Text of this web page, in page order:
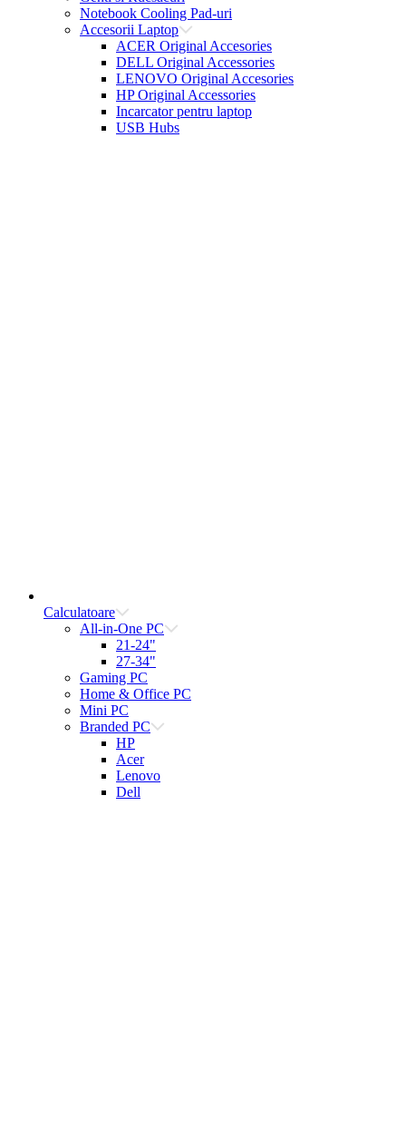
Notebook Cooling Pad-uri
Accesorii Laptop
ACER Original Accesories
DELL Original Accessories
LENOVO Original Accesories
HP Original Accessories
Incarcator pentru laptop
USB Hubs
Calculatoare
All-in-One PC
21-24"
27-34"
Gaming PC
Home & Office PC
Mini PC
Branded PC
HP
Acer
Lenovo
Dell